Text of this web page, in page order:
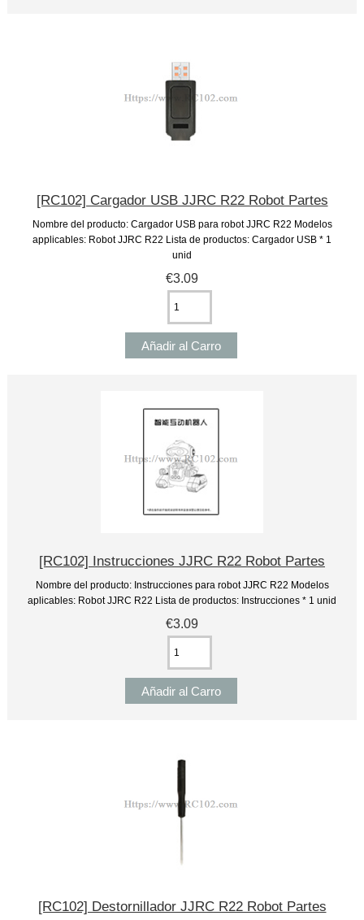
[RC102] Cargador USB JJRC R22 Robot Partes
Nombre del producto: Cargador USB para robot JJRC R22 Modelos
applicables: Robot JJRC R22 Lista de productos: Cargador USB * 1
unid
€3.09
[RC102] Instrucciones JJRC R22 Robot Partes
Nombre del producto: Instrucciones para robot JJRC R22 Modelos
aplicables: Robot JJRC R22 Lista de productos: Instrucciones * 1 unid
€3.09
[RC102] Destornillador JJRC R22 Robot Partes